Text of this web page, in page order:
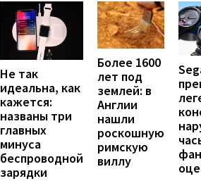
Не так
идеальна, как
кажется:
названы три
главных
минуса
беспроводной
зарядки
Более 1600
лет под
землей: в
Англии
нашли
роскошную
римскую
виллу